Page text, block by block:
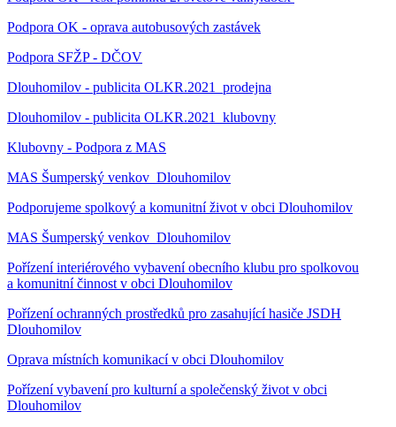
Podpora OK - oprava autobusových zastávek
Podpora SFŽP - DČOV
Dlouhomilov - publicita OLKR.2021_prodejna
Dlouhomilov - publicita OLKR.2021_klubovny
Klubovny - Podpora z MAS
MAS Šumperský venkov_Dlouhomilov
Podporujeme spolkový a komunitní život v obci Dlouhomilov
MAS Šumperský venkov_Dlouhomilov
Pořízení interiérového vybavení obecního klubu pro spolkovou
a komunitní činnost v obci Dlouhomilov
Pořízení ochranných prostředků pro zasahující hasiče JSDH
Dlouhomilov
Oprava místních komunikací v obci Dlouhomilov
Pořízení vybavení pro kulturní a společenský život v obci
Dlouhomilov